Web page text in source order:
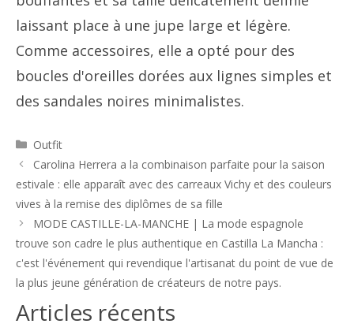
laissant place à une jupe large et légère.
Comme accessoires, elle a opté pour des
boucles d'oreilles dorées aux lignes simples et
des sandales noires minimalistes.
Catégories
Outfit
Navigation
des
Carolina Herrera a la combinaison parfaite pour la saison
estivale : elle apparaît avec des carreaux Vichy et des couleurs
vives à la remise des diplômes de sa fille
MODE CASTILLE-LA-MANCHE | La mode espagnole
trouve son cadre le plus authentique en Castilla La Mancha :
c'est l'événement qui revendique l'artisanat du point de vue de
la plus jeune génération de créateurs de notre pays.
Articles récents